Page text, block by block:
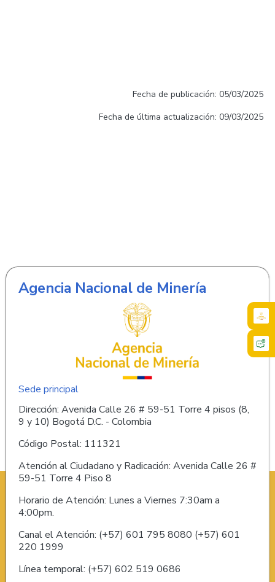
Fecha de publicación: 05/03/2025
Fecha de última actualización: 09/03/2025
Agencia Nacional de Minería
Sede principal
Dirección: Avenida Calle 26 # 59-51 Torre 4 pisos (8,
9 y 10) Bogotá D.C. - Colombia
Código Postal: 111321
Atención al Ciudadano y Radicación: Avenida Calle 26 #
59-51 Torre 4 Piso 8
Horario de Atención: Lunes a Viernes 7:30am a
4:00pm.
Canal el Atención: (+57) 601 795 8080 (+57) 601
220 1999
Línea temporal: (+57) 602 519 0686